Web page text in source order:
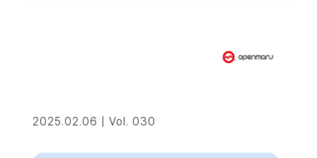
2025.02.06 | Vol. 030